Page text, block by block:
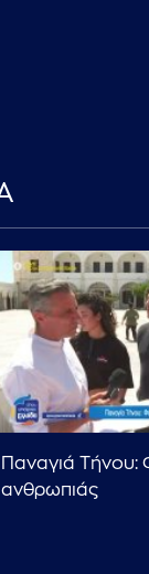
Παναγιά Τήνου:
ανθρωπιάς